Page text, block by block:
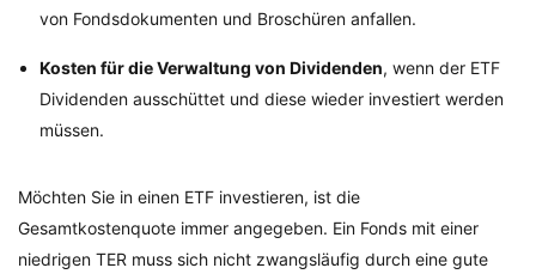
von Fondsdokumenten und Broschüren anfallen.
Kosten für die Verwaltung von Dividenden, wenn der ETF
Dividenden ausschüttet und diese wieder investiert werden
müssen.
Möchten Sie in einen ETF investieren, ist die
Gesamtkostenquote immer angegeben. Ein Fonds mit einer
niedrigen TER muss sich nicht zwangsläufig durch eine gute